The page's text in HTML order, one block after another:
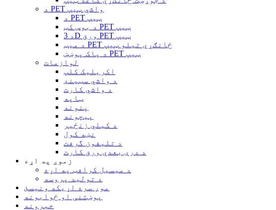
د PET واشي ټیپ
د PET ټیپ
د بوس کټ PET ټیپ
د 3D ورق PET ټیپ
د میټ PET ځانګړي تیلو ټیپ
د پاک پوښښ PET ټیپ
لوازمات
اکریلیک کلپ
د واشي سټینډ
د واشي کارت
ټاپه
پنونه
پیچونه
د کیلي زنځیر
نښه کول
د تلیفون گرفت
د درې بعدي ورق کارت
زموږ په اړه
د میسیل کرافټ په اړه
د تولید پروسه
موږ سره اړیکه ونیسئ
پوښتنې او ځوابونه
خبرونه